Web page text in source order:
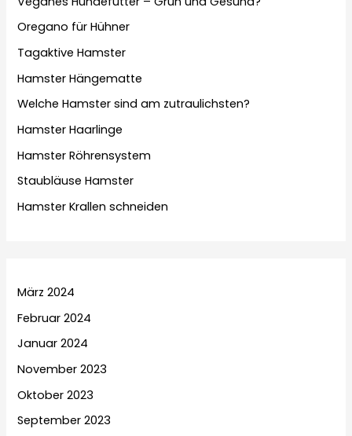
Oregano für Hühner
Tagaktive Hamster
Hamster Hängematte
Welche Hamster sind am zutraulichsten?
Hamster Haarlinge
Hamster Röhrensystem
Staubläuse Hamster
Hamster Krallen schneiden
März 2024
Februar 2024
Januar 2024
November 2023
Oktober 2023
September 2023